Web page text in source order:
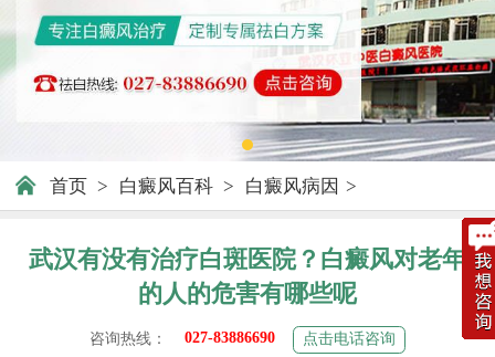
首页 > 白癜风百科 > 白癜风病因 >
武汉有没有治疗白斑医院？白癜风对老年
的人的危害有哪些呢
咨询热线： 027-83886690 点击电话咨询